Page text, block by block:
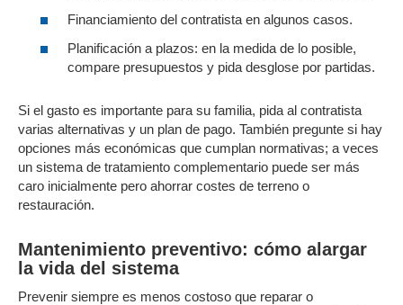
Financiamiento del contratista en algunos casos.
Planificación a plazos: en la medida de lo posible,
compare presupuestos y pida desglose por partidas.
Si el gasto es importante para su familia, pida al contratista
varias alternativas y un plan de pago. También pregunte si hay
opciones más económicas que cumplan normativas; a veces
un sistema de tratamiento complementario puede ser más
caro inicialmente pero ahorrar costes de terreno o
restauración.
Mantenimiento preventivo: cómo alargar
la vida del sistema
Prevenir siempre es menos costoso que reparar o